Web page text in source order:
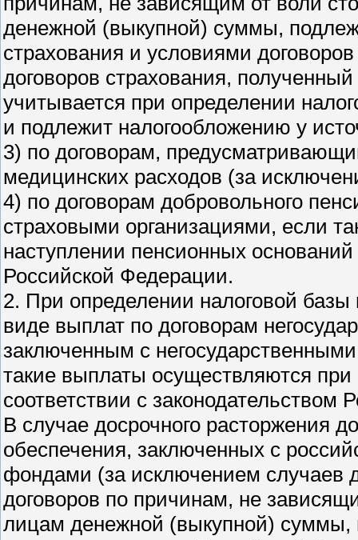
денежной (выкупной) суммы,
страхования и условиями
договоров страхования,
учитывается при определении
и подлежит налогообложению у
3) по договорам,
медицинских расходов (за
4) по договорам добровольного
страховыми организациями, если
наступлении пенсионных
Российской Федерации.
2. При определении налоговой
виде выплат по договорам
заключенным с
такие выплаты осуществляются
соответствии с законодательством
В случае досрочного расторжения
обеспечения, заключенных с
фондами (за исключением случаев
договоров по причинам, не
лицам денежной (выкупной) суммы,